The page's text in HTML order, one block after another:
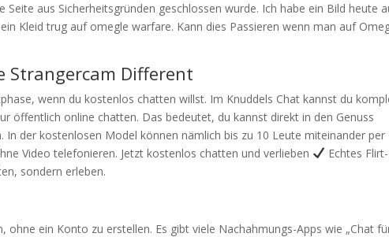
aus Sicherheitsgründen geschlossen wurde. Ich habe ein Bild heute
Kleid trug auf omegle warfare. Kann dies Passieren wenn man auf
Strangercam Different
wenn du kostenlos chatten willst. Im Knuddels Chat kannst du
öffentlich online chatten. Das bedeutet, du kannst direkt in den Genuss
der kostenlosen Model können nämlich bis zu 10 Leute miteinander per
Video telefonieren. Jetzt kostenlos chatten und verlieben
Echtes Flirt-
sondern erleben.
ein Konto zu erstellen. Es gibt viele Nachahmungs-Apps wie „Chat